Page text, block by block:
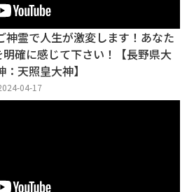
霊で人生が激変します！あなた
確に感じて下さい！【長野県大
天照皇大神】
04-17